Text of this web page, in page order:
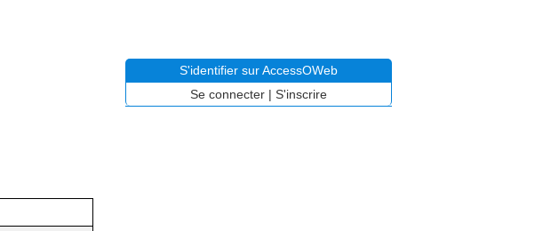
S'identifier sur AccessOWeb
Se connecter | S'inscrire